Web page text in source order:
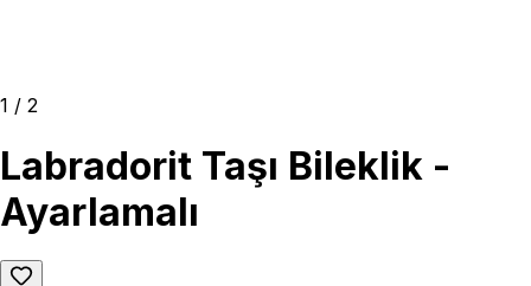
1 / 2
Labradorit Taşı Bileklik -
Ayarlamalı